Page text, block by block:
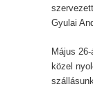
Gyulai
Május
közel